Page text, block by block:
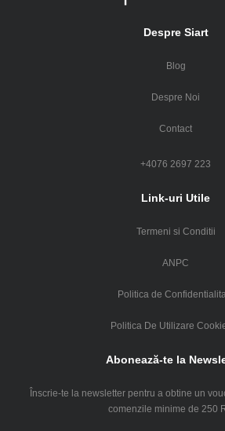
Despre Siart
Blog
Despre Noi
Contact
+4076 2697 223
Link-uri Utile
Termeni si Conditii
ANPC
Politica de
Politica De Utilizare
Abonează-te la
Înscrie-te la newsletter pentru a obtine un
comenzile minime de 250